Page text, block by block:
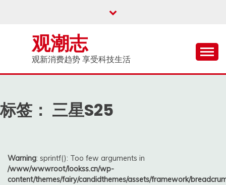
观潮志
观新消费趋势 享受科技生活
标签： 三星S25
Warning: sprintf(): Too few arguments in
/www/wwwroot/lookss.cn/wp-
content/themes/fairy/candidthemes/assets/framework/